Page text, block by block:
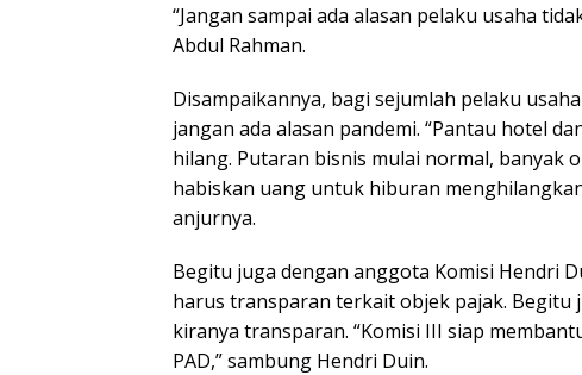
“Jangan sampai ada alasan pelaku usaha
Abdul Rahman.
Disampaikannya, bagi sejumlah pelaku
jangan ada alasan pandemi. “Pantau hotel
hilang. Putaran bisnis mulai normal, banyak
habiskan uang untuk hiburan
anjurnya.
Begitu juga dengan anggota Komisi Hendri
harus transparan terkait objek pajak. Begitu
kiranya transparan. “Komisi III siap
PAD,” sambung Hendri Duin.